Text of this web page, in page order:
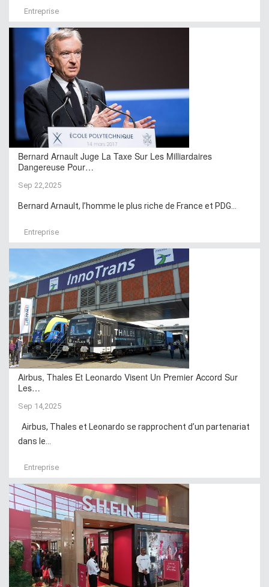
Entreprise
Bernard Arnault Juge La Taxe Sur Les Milliardaires
Dangereuse Pour…
Sep 22,2025
Bernard Arnault, l’homme le plus riche de France et PDG...
Entreprise
Airbus, Thales Et Leonardo Visent Un Premier Accord Sur
Les…
Sep 14,2025
Airbus, Thales et Leonardo se rapprochent d’un partenariat
dans le...
Entreprise